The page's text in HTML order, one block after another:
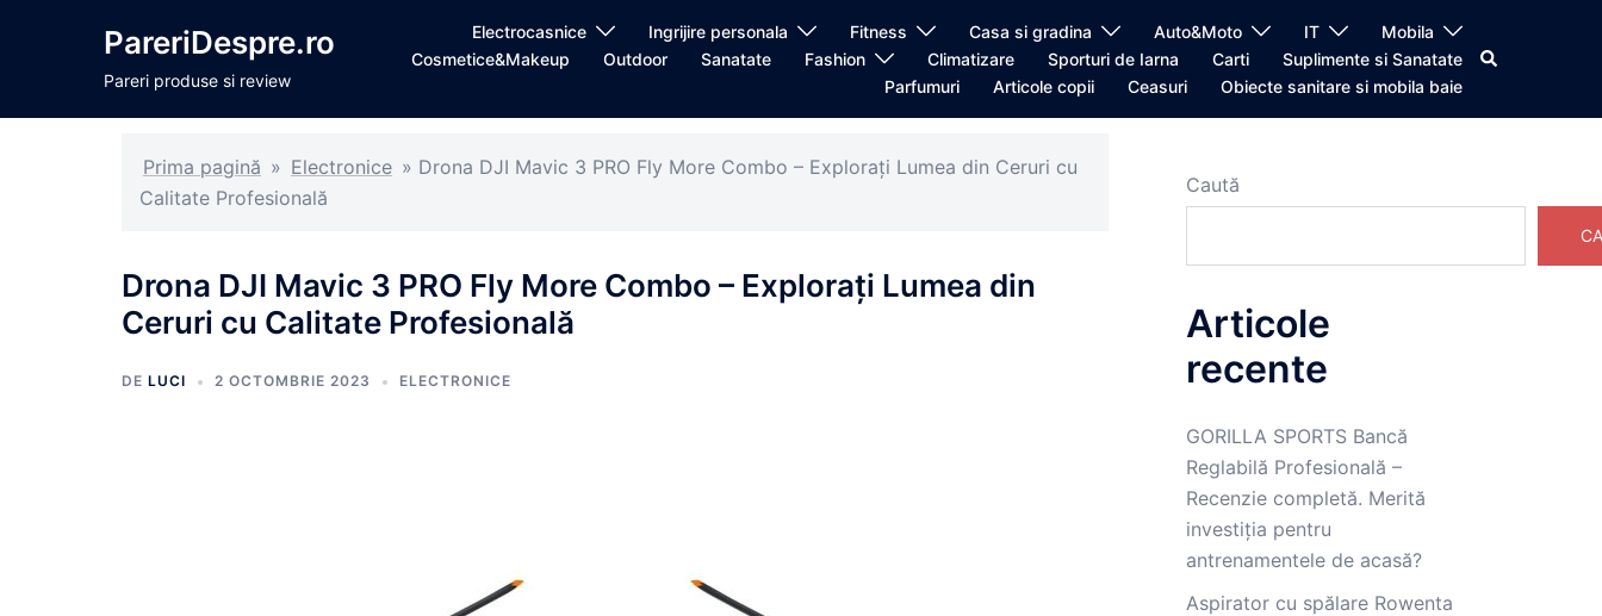
PareriDespre.ro
Pareri produse si review
Electrocasnice Ingrijire personala Fitness Casa si gradina Auto&Moto IT
Mobila
Cosmetice&Makeup
Outdoor Sanatate Fashion Climatizare Sporturi de Iarna Carti
Suplimente si Sanatate
Parfumuri
Articole copii Ceasuri Obiecte sanitare si mobila baie
Caută
Prima pagină » Electronice » Drona DJI Mavic 3 PRO Fly More Combo – Explorați Lumea din Ceruri cu
Calitate Profesională
Drona DJI Mavic 3 PRO Fly More Combo – Explorați Lumea din
Ceruri cu Calitate Profesională
DE LUCI 2 OCTOMBRIE 2023 ELECTRONICE
Caută
Articole
recente
GORILLA SPORTS Bancă
Reglabilă Profesională –
Recenzie completă. Merită
investiția pentru
antrenamentele de acasă?
Aspirator cu spălare Rowenta